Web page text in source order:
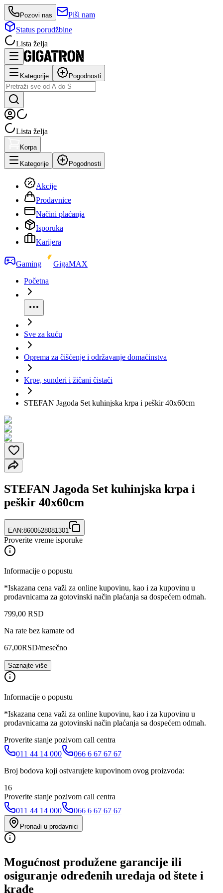
Pozovi nas
Piši nam
Status porudžbine
Lista želja
Kategorije Pogodnosti
Lista želja
Korpa
Kategorije Pogodnosti
Akcije
Prodavnice
Načini plaćanja
Isporuka
Karijera
Gaming
GigaMAX
Početna
Sve za kuću
Oprema za čišćenje i održavanje domaćinstva
Krpe, sunđeri i žičani čistači
STEFAN Jagoda Set kuhinjska krpa i peškir 40x60cm
STEFAN Jagoda Set kuhinjska krpa i
peškir 40x60cm
EAN:8600528081301
Proverite vreme isporuke
Informacije o popustu
*Iskazana cena važi za online kupovinu, kao i za kupovinu u
prodavnicama za gotovinski način plaćanja sa dospećem odmah.
799,00 RSD
Na rate bez kamate od
67,00RSD/mesečno
Saznajte više
Informacije o popustu
*Iskazana cena važi za online kupovinu, kao i za kupovinu u
prodavnicama za gotovinski način plaćanja sa dospećem odmah.
Proverite stanje pozivom call centra
011 44 14 000
066 6 67 67 67
Broj bodova koji ostvarujete kupovinom ovog proizvoda:
16
Proverite stanje pozivom call centra
011 44 14 000
066 6 67 67 67
Pronađi u prodavnici
Mogućnost produžene garancije ili
osiguranje određenih uređaja od štete i
krađe